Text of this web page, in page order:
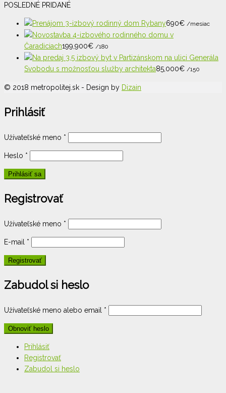
POSLEDNÉ PRIDANÉ
Prenájom 3-izbový rodinný dom Rybany690€ /mesiac
Novostavba 4-izbového rodinného domu v
Čaradiciach199,900€ /180
Na predaj 3,5 izbový byt v Partizánskom na ulici Generála
Svobodu s možnosťou služby architekta85,000€ /150
© 2018 metropolitej.sk - Design by Dizain
Prihlásiť
Užívateľské meno *
Heslo *
Registrovať
Užívateľské meno *
E-mail *
Zabudol si heslo
Užívateľské meno alebo email *
Prihlásiť
Registrovať
Zabudol si heslo